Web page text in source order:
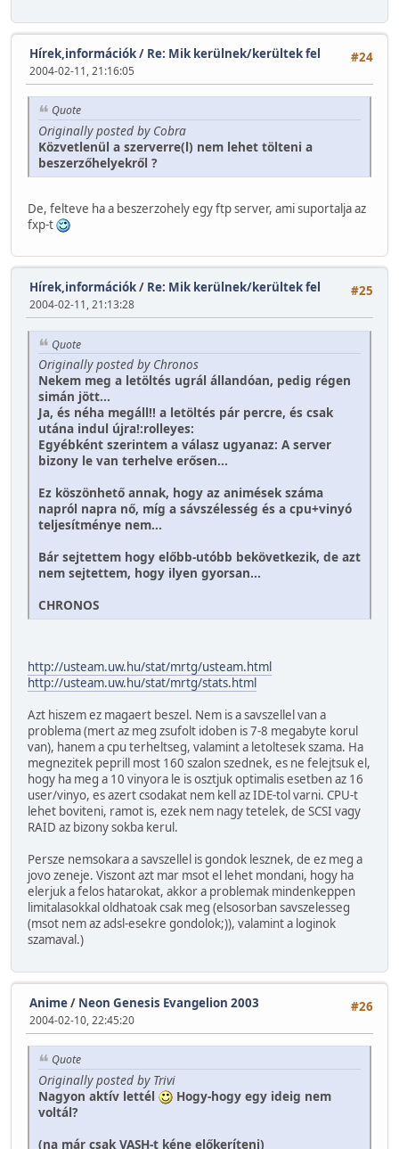
#24
Hírek,információk/ Re: Mik kerülnek/kerültek fel
2004-02-11, 21:16:05
Quote
Originally posted by Cobra
Közvetlenül a szerverre(l) nem lehet tölteni a
beszerzőhelyekről ?
De, felteve ha a beszerzohely egy ftp server, ami suportalja az
fxp-t
#25
Hírek,információk/ Re: Mik kerülnek/kerültek fel
2004-02-11, 21:13:28
Quote
Originally posted by Chronos
Nekem meg a letöltés ugrál állandóan, pedig régen
simán jött...
Ja, és néha megáll!! a letöltés pár percre, és csak
utána indul újra!:rolleyes:
Egyébként szerintem a válasz ugyanaz: A server
bizony le van terhelve erősen...
Ez köszönhető annak, hogy az animések száma
napról napra nő, míg a sávszélesség és a cpu+vinyó
teljesítménye nem...
Bár sejtettem hogy előbb-utóbb bekövetkezik, de azt
nem sejtettem, hogy ilyen gyorsan...
CHRONOS
http://usteam.uw.hu/stat/mrtg/usteam.html
http://usteam.uw.hu/stat/mrtg/stats.html
Azt hiszem ez magaert beszel. Nem is a savszellel van a
problema (mert az meg zsufolt idoben is 7-8 megabyte korul
van), hanem a cpu terheltseg, valamint a letoltesek szama. Ha
megnezitek peprill most 160 szalon szednek, es ne felejtsuk el,
hogy ha meg a 10 vinyora le is osztjuk optimalis esetben az 16
user/vinyo, es azert csodakat nem kell az IDE-tol varni. CPU-t
lehet boviteni, ramot is, ezek nem nagy tetelek, de SCSI vagy
RAID az bizony sokba kerul.
Persze nemsokara a savszellel is gondok lesznek, de ez meg a
jovo zeneje. Viszont azt mar msot el lehet mondani, hogy ha
elerjuk a felos hatarokat, akkor a problemak mindenkeppen
limitalasokkal oldhatoak csak meg (elsosorban savszelesseg
(msot nem az adsl-esekre gondolok;)), valamint a loginok
szamaval.)
#26
Anime/ Neon Genesis Evangelion 2003
2004-02-10, 22:45:20
Quote
Originally posted by Trivi
Nagyon aktív lettél
Hogy-hogy egy ideig nem
voltál?
(na már csak VASH-t kéne előkeríteni)